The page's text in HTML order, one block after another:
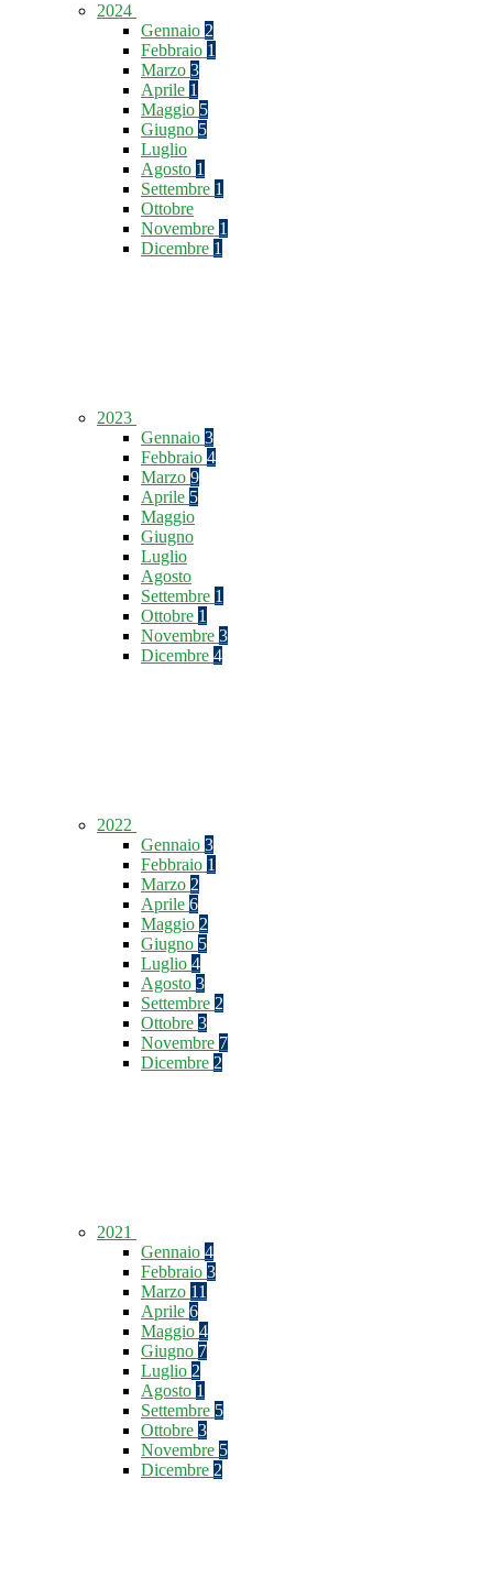
2024
Gennaio 2
Febbraio 1
Marzo 3
Aprile 1
Maggio 5
Giugno 5
Luglio
Agosto 1
Settembre 1
Ottobre
Novembre 1
Dicembre 1
2023
Gennaio 3
Febbraio 4
Marzo 9
Aprile 5
Maggio
Giugno
Luglio
Agosto
Settembre 1
Ottobre 1
Novembre 3
Dicembre 4
2022
Gennaio 3
Febbraio 1
Marzo 2
Aprile 6
Maggio 2
Giugno 5
Luglio 4
Agosto 3
Settembre 2
Ottobre 3
Novembre 7
Dicembre 2
2021
Gennaio 4
Febbraio 3
Marzo 11
Aprile 6
Maggio 4
Giugno 7
Luglio 2
Agosto 1
Settembre 5
Ottobre 3
Novembre 5
Dicembre 2